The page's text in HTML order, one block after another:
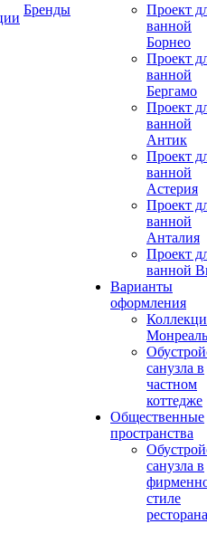
Бренды
Проект
ванной
Борнео
Проект
ванной
Бергамо
Проект
ванной
Антик
Проект
ванной
Астерия
Проект
ванной
Анталия
Проект
ванной
Варианты
оформления
Монреаль
санузла в
частном
коттедже
Общественные
пространства
санузла в
стиле
ресторана